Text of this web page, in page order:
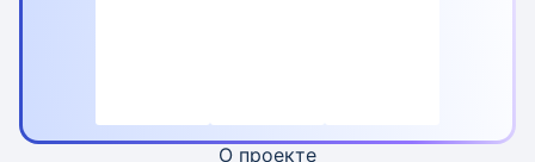
О проекте